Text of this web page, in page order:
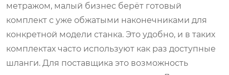
метражом, малый бизнес берёт готовый
комплект с уже обжатыми наконечниками для
конкретной модели станка. Это удобно, и в таких
комплектах часто используют как раз доступные
шланги. Для поставщика это возможность